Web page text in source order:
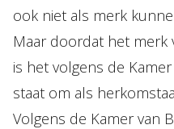
ook niet als merk
Maar doordat het merk
is het volgens de
staat om als
Volgens de Kamer van